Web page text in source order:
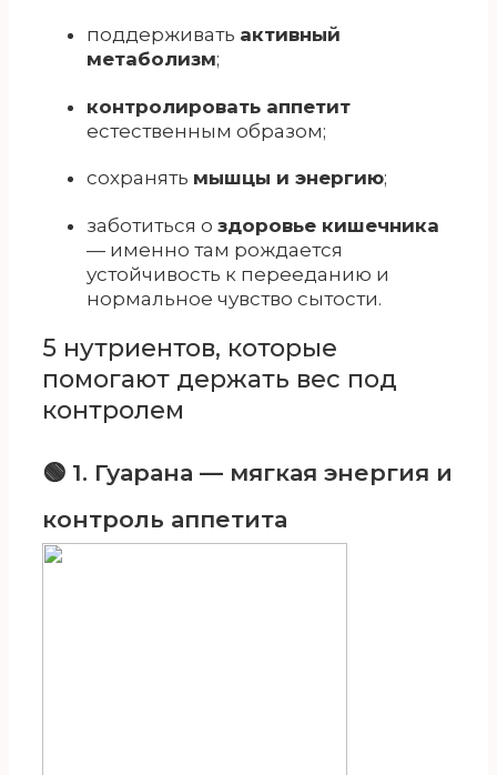
поддерживать активный
метаболизм;
контролировать аппетит
естественным образом;
сохранять мышцы и энергию;
заботиться о здоровье кишечника
— именно там рождается
устойчивость к перееданию и
нормальное чувство сытости.
5 нутриентов, которые
помогают держать вес под
контролем
🟢 1. Гуарана — мягкая энергия и
контроль аппетита